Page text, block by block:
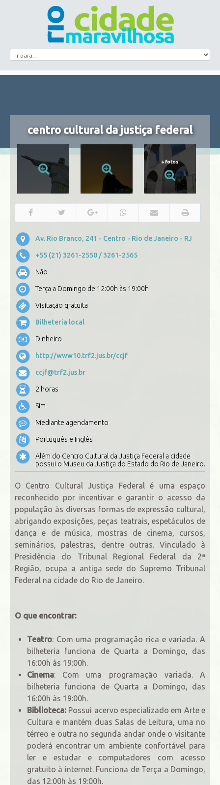
centro cultural da justiça federal
+fotos
Av. Rio Branco, 241 - Centro - Rio de Janeiro - RJ
+55 (21) 3261-2550 / 3261-2565
Não
Terça a Domingo de 12:00h às 19:00h
Visitação gratuita
Bilheteria local
Dinheiro
http://www10.trf2.jus.br/ccjf
ccjf@trf2.jus.br
2 horas
Sim
Mediante agendamento
Português e Inglês
Além do Centro Cultural da Justiça Federal a cidade
possui o Museu da Justiça do Estado do Rio de Janeiro.
O Centro Cultural Justiça Federal é uma espaço
reconhecido por incentivar e garantir o acesso da
população às diversas formas de expressão cultural,
abrigando exposições, peças teatrais, espetáculos de
dança e de música, mostras de cinema, cursos,
seminários, palestras, dentre outras. Vinculado à
Presidência do Tribunal Regional Federal da 2ª
Região, ocupa a antiga sede do Supremo Tribunal
Federal na cidade do Rio de Janeiro.
O que encontrar:
Teatro: Com uma programação rica e variada. A
bilheteria funciona de Quarta a Domingo, das
16:00h às 19:00h.
Cinema: Com uma programação variada. A
bilheteria funciona de Quarta a Domingo, das
16:00h às 19:00h.
Biblioteca: Possui acervo especializado em Arte e
Cultura e mantém duas Salas de Leitura, uma no
térreo e outra no segunda andar onde o visitante
poderá encontrar um ambiente confortável para
ler e estudar e computadores com acesso
gratuito à internet. Funciona de Terça a Domingo,
das 12:00h às 19:00h.